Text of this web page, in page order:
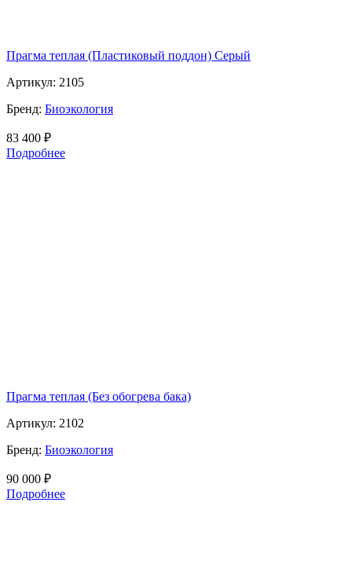
Прагма теплая (Пластиковый поддон) Серый
Артикул: 2105
Бренд: Биоэкология
83 400 ₽
Подробнее
Прагма теплая (Без обогрева бака)
Артикул: 2102
Бренд: Биоэкология
90 000 ₽
Подробнее